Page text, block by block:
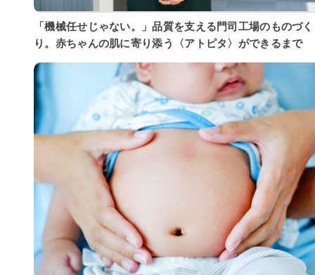
「機械任せじゃない。」品質を支える門司工場のものづく
り。赤ちゃんの肌に寄り添う〈アトピタ〉ができるまで